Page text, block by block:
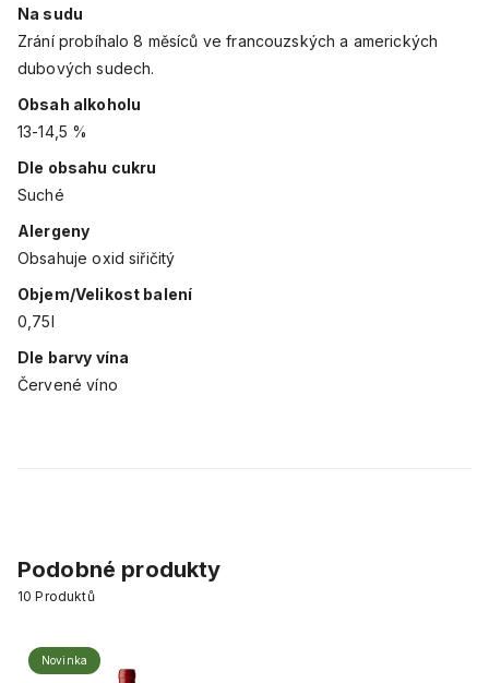
Na sudu
Zrání probíhalo 8 měsíců ve francouzských a amerických
dubových sudech.
Obsah alkoholu
13-14,5 %
Dle obsahu cukru
Suché
Alergeny
Obsahuje oxid siřičitý
Objem/Velikost balení
0,75l
Dle barvy vína
Červené víno
Podobné produkty
10 Produktů
Novinka